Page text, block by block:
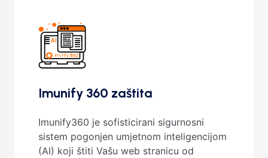
Imunify 360 zaštita
Imunify360 je sofisticirani sigurnosni
sistem pogonjen umjetnom inteligencijom
(AI) koji štiti Vašu web stranicu od